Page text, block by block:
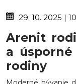
29. 10. 2025 |
Arenit
a
rodiny